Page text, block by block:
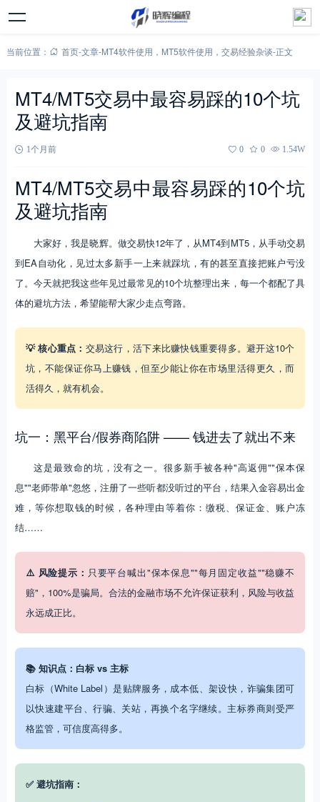
当前位置： 首页-文章-MT4软件使用 ， MT5软件使用 ， 交易经验杂谈-正文
MT4/MT5交易中最容易踩的10个坑
及避坑指南
1个月前 0 0 1.54W
MT4/MT5交易中最容易踩的10个坑
及避坑指南
大家好，我是晓辉。做交易快12年了，从MT4到MT5，从手动交易
到EA自动化，见过太多新手一上来就踩坑，有的甚至直接把账户亏没
了。今天就把我这些年见过最常见的10个坑整理出来，每一个都配了具
体的避坑方法，希望能帮大家少走点弯路。
💡 核心重点： 交易这行，活下来比赚快钱重要得多。避开这10个
坑，不能保证你马上赚钱，但至少能让你在市场里活得更久，而
活得久，就有机会。
坑一：黑平台/假券商陷阱 —— 钱进去了就出不来
这是最致命的坑，没有之一。很多新手被各种"高返佣""保本保
息""老师带单"忽悠，注册了一些听都没听过的平台，结果入金容易出金
难，等你想取钱的时候，各种理由等着你：缴税、保证金、账户冻
结……
⚠️ 风险提示： 只要平台喊出"保本保息""每月固定收益""稳赚不
赔"，100%是骗局。合法的金融市场不允许保证获利，风险与收益
永远成正比。
📚 知识点：白标 vs 主标
白标（White Label）是贴牌服务，成本低、架设快，诈骗集团可
以快速建平台、行骗、关站，再换个名字继续。主标券商则受严
格监管，可信度高得多。
✅ 避坑指南：